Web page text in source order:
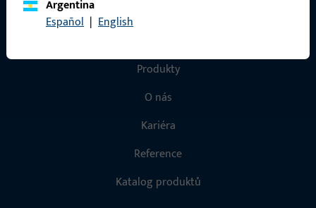
Argentina
Español | English
Produkty
O nás
Kariéra
Reference
Katalog produktů